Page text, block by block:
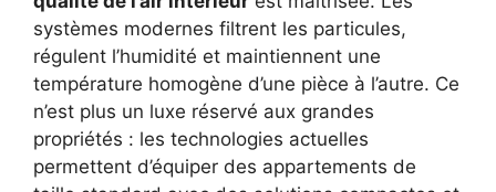
systèmes modernes filtrent les particules,
régulent l’humidité et maintiennent une
température homogène d’une pièce à l’autre. Ce
n’est plus un luxe réservé aux grandes
propriétés : les technologies actuelles
permettent d’équiper des appartements de